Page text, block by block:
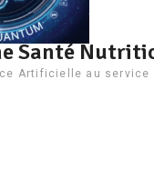
Santé
Artificielle au service